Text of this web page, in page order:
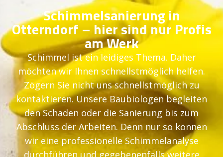
Schimmelsanierung in
Otterndorf – hier sind nur Profis
am Werk
Schimmel ist ein leidiges Thema. Daher
möchten wir Ihnen schnellstmöglich helfen.
Zögern Sie nicht uns schnellstmöglich zu
kontaktieren. Unsere Baubiologen begleiten
den Schaden oder die Sanierung bis zum
Abschluss der Arbeiten. Denn nur so können
wir eine professionelle Schimmelanalyse
durchführen und gegebenenfalls weitere